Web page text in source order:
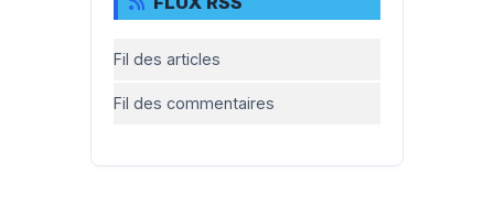
Fil des articles
Fil des commentaires